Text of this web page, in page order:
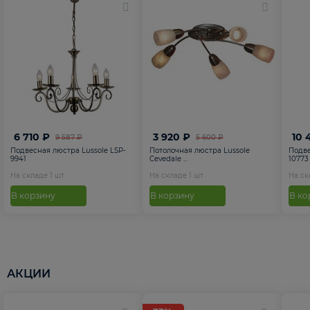
9 587 ₽
6 710 ₽
Подвесная люстра Lussole LSP-
9941
На складе 1 шт
В корзину
5 600 ₽
3 920 ₽
Потолочная люстра Lussole
Cevedale ...
На складе 1 шт
В корзину
10
10773
На
В
АКЦИИ